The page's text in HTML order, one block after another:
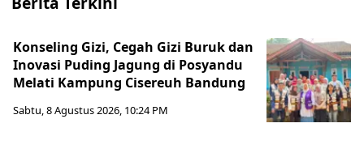
Konseling Gizi, Cegah Gizi Buruk dan
Inovasi Puding Jagung di Posyandu
Melati Kampung Cisereuh Bandung
Sabtu, 8 Agustus 2026, 10:24 PM